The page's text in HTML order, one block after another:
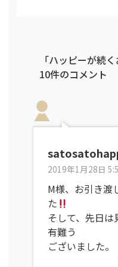
「ハッピーが続
10件のコメント
2019年1月28日
M様、お引き渡
た
そして、先日
有難う
ございました。